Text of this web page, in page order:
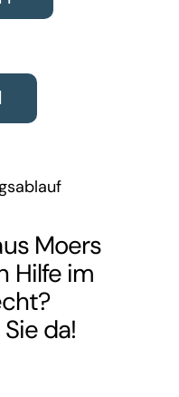
Moers
Hilfe im
?
da!